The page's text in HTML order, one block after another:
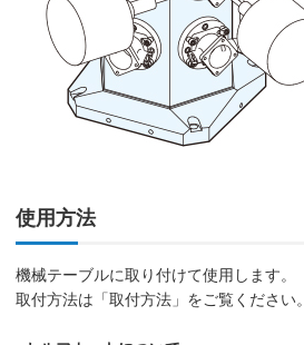
使用方法
機械テーブルに取り付けて使用します。
取付方法は「取付方法」をご覧ください。